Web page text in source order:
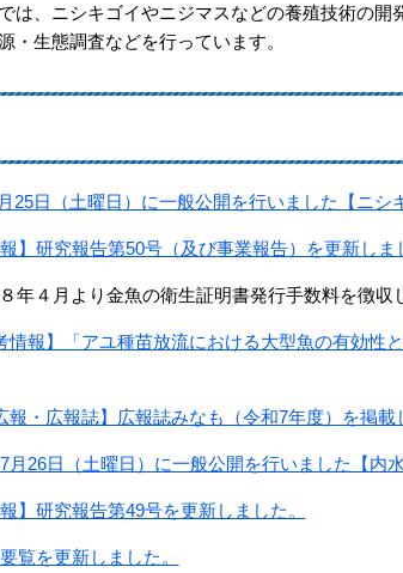
は、ニシキゴイやニジマスなどの養殖技術の開
・生態調査などを行っています。
25日（土曜日）に一般公開を行いました【ニシ
】研究報告第50号（及び事業報告）を更新しま
４月より金魚の衛生証明書発行手数料を徴収
報】「アユ種苗放流における大型魚の有効性
・広報誌】広報誌みなも（令和7年度）を掲載
26日（土曜日）に一般公開を行いました【内水
】研究報告第49号を更新しました。
覧を更新しました。